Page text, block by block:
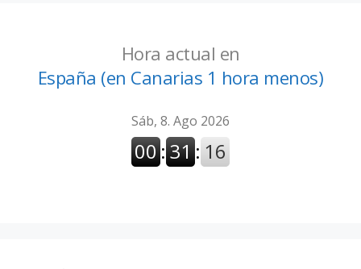
Hora actual en
España (en Canarias 1 hora menos)